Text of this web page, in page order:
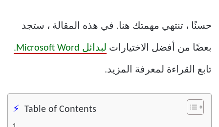
حسنًا ، تنتهي مهمتك هنا. في هذه المقالة ، ستجد
بعضًا من أفضل الاختيارات لبدائل Microsoft Word.
تابع القراءة لمعرفة المزيد.
Table of Contents